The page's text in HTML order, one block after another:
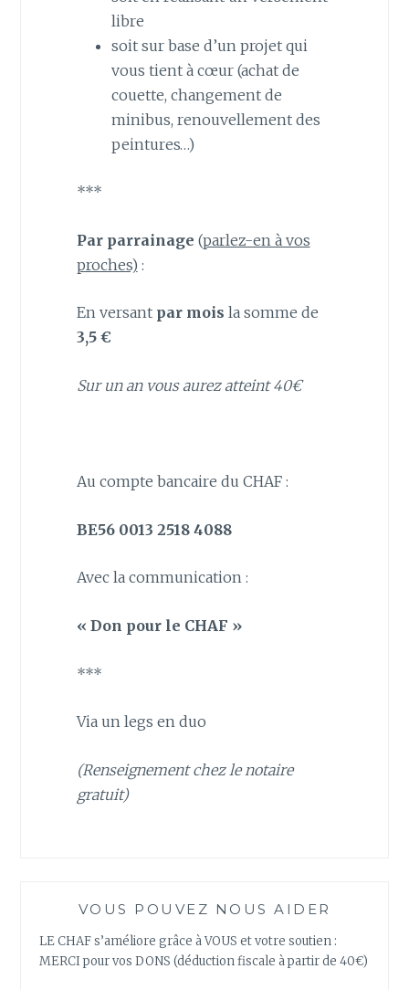
libre
soit sur base d’un projet qui
vous tient à cœur (achat de
couette, changement de
minibus, renouvellement des
peintures…)
***
Par parrainage (parlez-en à vos
proches) :
En versant par mois la somme de
3,5 €
Sur un an vous aurez atteint 40€
Au compte bancaire du CHAF :
BE56 0013 2518 4088
Avec la communication :
« Don pour le CHAF »
***
Via un legs en duo
(Renseignement chez le notaire
gratuit)
VOUS POUVEZ NOUS AIDER
LE CHAF s’améliore grâce à VOUS et votre soutien :
MERCI pour vos DONS (déduction fiscale à partir de 40€)